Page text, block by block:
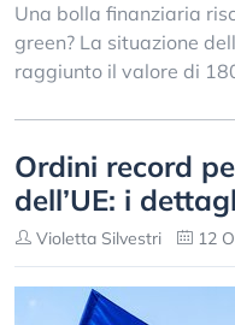
Una bolla finanziaria
green? La situazione
raggiunto il valore di
Ordini record
dell’UE: i
Violetta Silvestri 12